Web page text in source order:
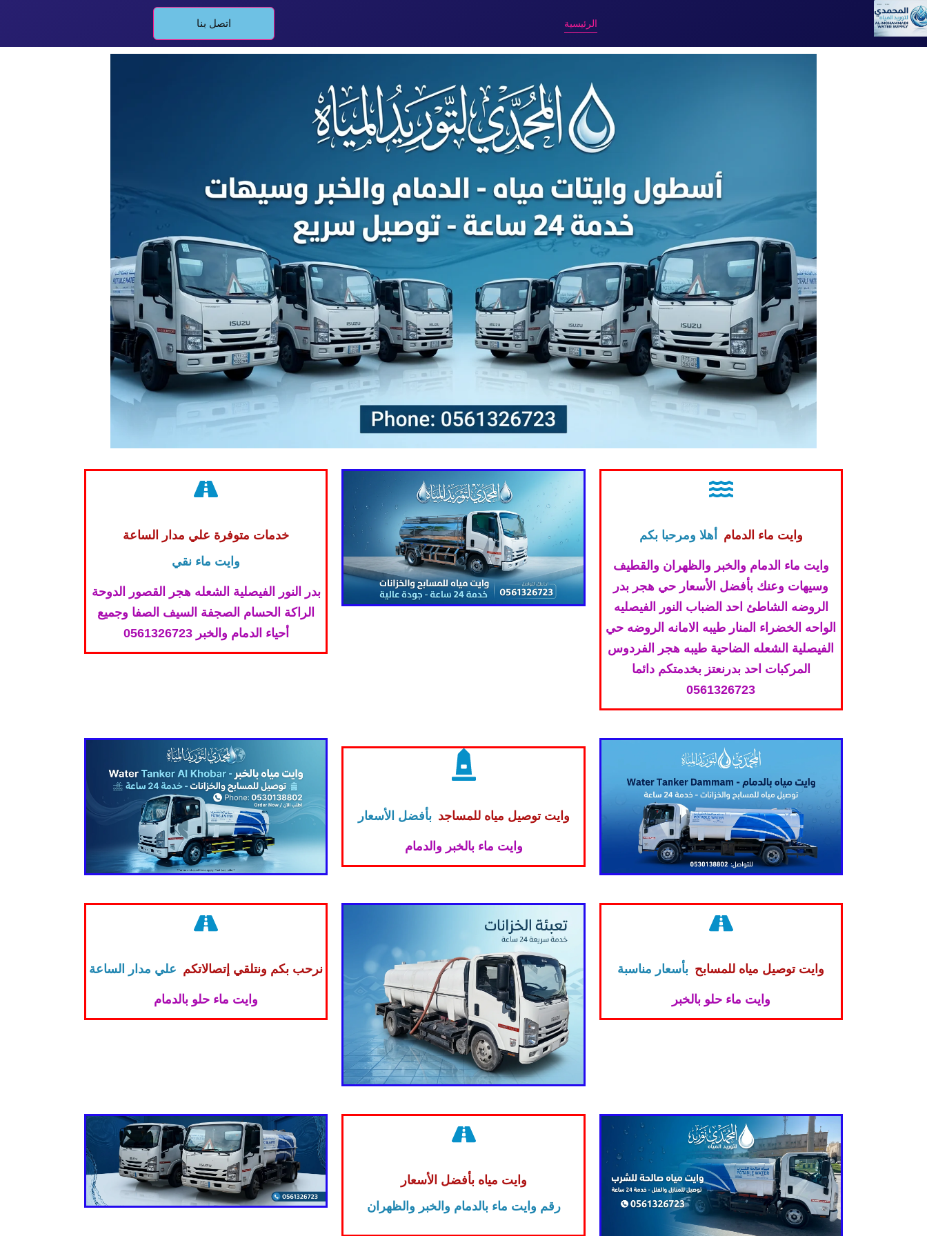
تخطى
الرئيسية اتصل بنا
وايت ماء الدمام أهلا ومرحبا بكم
وايت ماء الدمام والخبر والظهران والقطيف
وسيهات وعنك بأفضل الأسعار حي هجر بدر
الروضه الشاطئ احد الضباب النور الفيصليه
الواحه الخضراء المنار طيبه الامانه الروضه حي
الفيصلية الشعله الضاحية طيبه هجر الفردوس
المركبات احد بدرنعتز بخدمتكم دائما
0561326723
خدمات متوفرة علي مدار الساعة
وايت ماء نقي
بدر النور الفيصلية الشعله هجر القصور الدوحة
الراكة الحسام الصجفة السيف الصفا وجميع
أحياء الدمام والخبر 0561326723
وايت توصيل مياه للمساجد بأفضل الأسعار
وايت ماء بالخبر والدمام
وايت توصيل مياه للمسابح بأسعار مناسبة
وايت ماء حلو بالخبر
نرحب بكم ونتلقي إتصالاتكم علي مدار الساعة
وايت ماء حلو بالدمام
وايت مياه بأفضل الأسعار
رقم وايت ماء بالدمام والخبر والظهران